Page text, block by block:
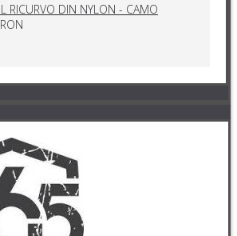
RICURVO DIN NYLON - CAMO